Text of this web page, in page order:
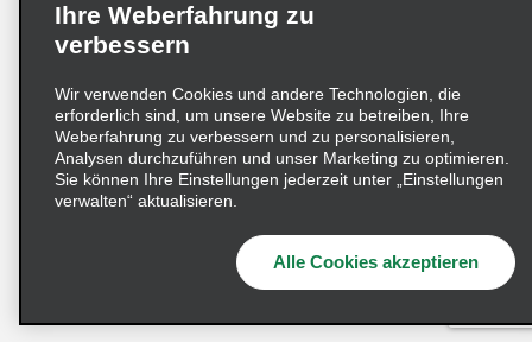
Impressum Nutzungsbedingungen
Datenschutzrichtlinie
Cookie-Richtlinie
Datenschutzoptionen
Lieferkettensorgfaltspflichtengesetz (LkSG) Grundsatzerklärung
Beschwerdeverfahren nach dem
© 2026 Enterprise Holdings, Inc. Alle Rechte vorbehalten
Ihre Weberfahrung zu
verbessern
Wir verwenden Cookies und andere Technologien, die
erforderlich sind, um unsere Website zu betreiben, Ihre
Weberfahrung zu verbessern und zu personalisieren,
Analysen durchzuführen und unser Marketing zu optimieren.
Sie können Ihre Einstellungen jederzeit unter „Einstellungen
verwalten“ aktualisieren.
Alle Cookies akzeptieren